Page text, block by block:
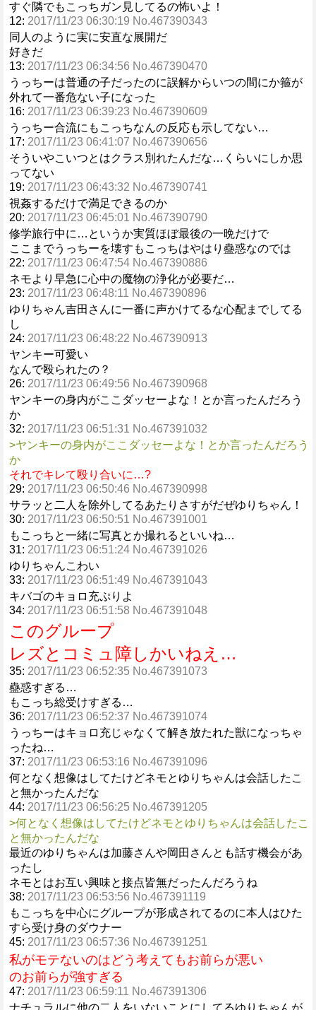
すぐ隣でもこっちガン見してるの怖いよ！
12: 2017/11/23 06:30:19 No.467390343
同人のように実に安直な展開だ
好きだ
13: 2017/11/23 06:34:56 No.467390470
うっちーは普通の子だったのに誤解からいつの間にか箍が
外れて一番危ない子になった
16: 2017/11/23 06:39:23 No.467390609
うっちー合流にもこっちなんの反応も示してない…
17: 2017/11/23 06:41:07 No.467390656
そういやこいつとはクラス別れたんだな…くらいにしか思
ってない
19: 2017/11/23 06:43:32 No.467390741
視姦するだけで満足できるのか
20: 2017/11/23 06:45:01 No.467390790
修学旅行中に…というか実質ほぼ最後の一晩だけで
ここまでうっちーを壊すもこっちはやはり蠱惑なのでは
22: 2017/11/23 06:47:54 No.467390886
ネモより早急に心中の魔物の浄化が必要だ…
23: 2017/11/23 06:48:11 No.467390896
ゆりちゃん吉田さんに一番に声かけてるな心配までしてる
し
24: 2017/11/23 06:48:22 No.467390913
ヤンキー可愛い
なんで殴られたの？
26: 2017/11/23 06:49:56 No.467390968
ヤンキーの身内がここダッセーよな！とか言ったんだろう
か
32: 2017/11/23 06:51:31 No.467391032
>ヤンキーの身内がここダッセーよな！とか言ったんだろう
か
それでキレて殴り合いに…?
29: 2017/11/23 06:50:46 No.467390998
サラッと二人を除外してるあたりさすがだぜゆりちゃん！
30: 2017/11/23 06:50:51 No.467391001
もこっちと一緒に写真とか撮れるといいね…
31: 2017/11/23 06:51:24 No.467391026
ゆりちゃんこわい
33: 2017/11/23 06:51:49 No.467391043
キバゴのキョロ充ぷりよ
34: 2017/11/23 06:51:58 No.467391048
このグループ
レズとコミュ障しかいねえ…
35: 2017/11/23 06:52:35 No.467391073
蠱惑すぎる…
もこっち総受けすぎる…
36: 2017/11/23 06:52:37 No.467391074
うっちーはキョロ充じゃなくて解き放たれた獣になっちゃ
ったね…
37: 2017/11/23 06:53:16 No.467391096
何となく想像はしてたけどネモとゆりちゃんは会話したこ
と無かったんだな
44: 2017/11/23 06:56:25 No.467391205
>何となく想像はしてたけどネモとゆりちゃんは会話したこ
と無かったんだな
最近のゆりちゃんは加藤さんや岡田さんとも話す機会があ
ったし
ネモとはお互い興味と接点皆無だったんだろうね
38: 2017/11/23 06:53:56 No.467391119
もこっちを中心にグループが形成されてるのに本人はひた
すら受け身のダウナー
45: 2017/11/23 06:57:36 No.467391251
私がモテないのはどう考えてもお前らが悪い
のお前らが強すぎる
47: 2017/11/23 06:59:11 No.467391306
ナチュラルに他の二人をいないことにしてるゆりちゃんが